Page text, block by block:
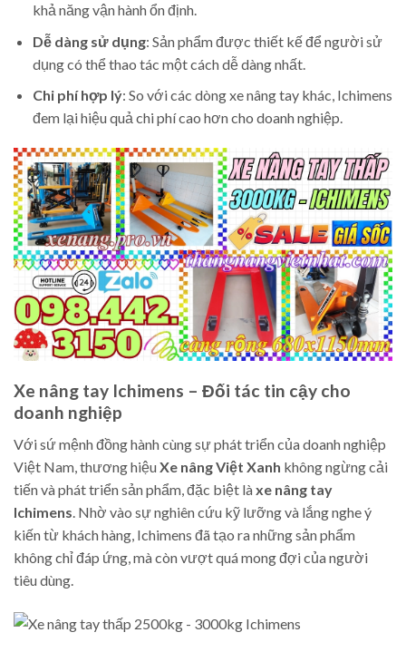
khả năng vận hành ổn định.
Dễ dàng sử dụng: Sản phẩm được thiết kế để người sử
dụng có thể thao tác một cách dễ dàng nhất.
Chi phí hợp lý: So với các dòng xe nâng tay khác, Ichimens
đem lại hiệu quả chi phí cao hơn cho doanh nghiệp.
Xe nâng tay Ichimens – Đối tác tin cậy cho
doanh nghiệp
Với sứ mệnh đồng hành cùng sự phát triển của doanh nghiệp
Việt Nam, thương hiệuXe nâng Việt Xanh không ngừng cải
tiến và phát triển sản phẩm, đặc biệt làxe nâng tay
Ichimens. Nhờ vào sự nghiên cứu kỹ lưỡng và lắng nghe ý
kiến từ khách hàng, Ichimens đã tạo ra những sản phẩm
không chỉ đáp ứng, mà còn vượt quá mong đợi của người
tiêu dùng.